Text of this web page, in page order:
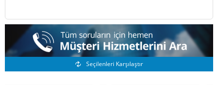
Benzer Ürünler
Seçilenleri Karşılaştır